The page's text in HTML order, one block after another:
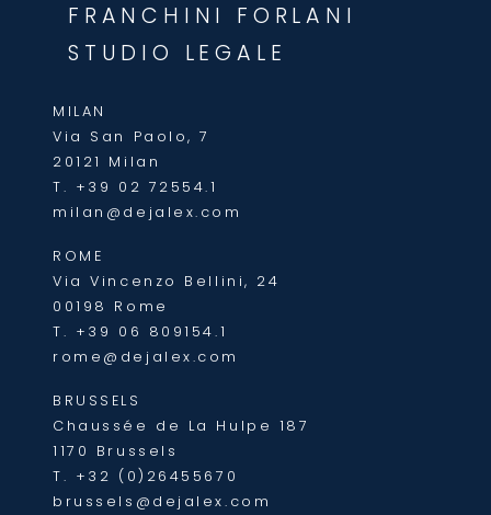
FRANCHINI FORLANI
STUDIO LEGALE
MILAN
Via San Paolo, 7
20121 Milan
T. +39 02 72554.1
milan@dejalex.com
ROME
Via Vincenzo Bellini, 24
00198 Rome
T. +39 06 809154.1
rome@dejalex.com
BRUSSELS
Chaussée de La Hulpe 187
1170 Brussels
T. +32 (0)26455670
brussels@dejalex.com